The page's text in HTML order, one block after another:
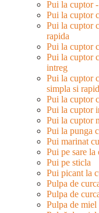
Pui la cuptor
Pui la cuptor
Pui la cuptor
rapida
Pui la cuptor
Pui la cuptor
intreg
Pui la cuptor
simpla si
Pui la cuptor
Pui la cuptor
Pui la cuptor
Pui la punga
Pui marinat
Pui pe sare la
Pui pe sticla
Pui picant la
Pulpa de
Pulpa de
Pulpa de miel